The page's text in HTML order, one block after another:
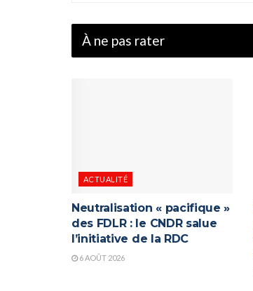
À ne pas rater
ACTUALITÉ
Neutralisation « pacifique »
des FDLR : le CNDR salue
l’initiative de la RDC
6 AOÛT 2026